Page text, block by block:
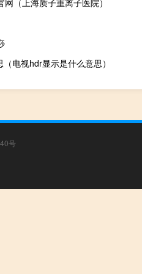
（上海质子重离子医院）
电视hdr显示是什么意思）
号